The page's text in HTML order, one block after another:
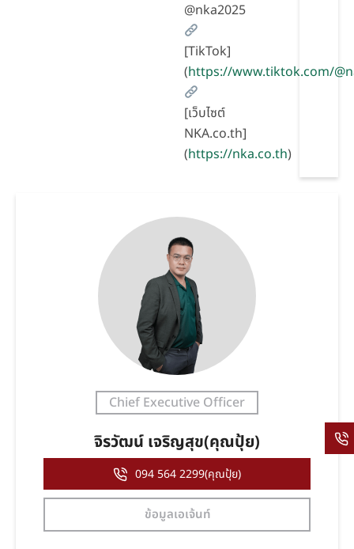
@nka2025
[TikTok]
(https://www.tiktok.com/
[เว็บไซต์
NKA.co.th]
(https://nka.co.th)
Chief Executive Officer
จิรวัฒน์ เจริญสุข(คุณปุ้ย)
094 564 2299(คุณปุ้ย)
ข้อมูลเอเจ้นท์